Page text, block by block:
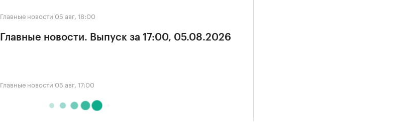
Главные новости 05 авг, 18:00
Главные новости. Выпуск за 17:00, 05.08.2026
Главные новости 05 авг, 17:00